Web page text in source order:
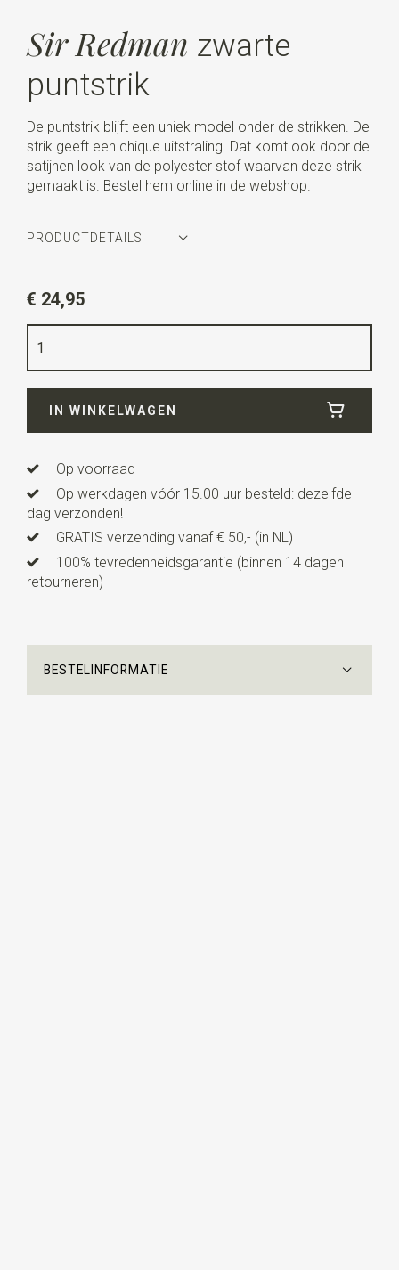
Sir Redman zwarte
puntstrik
De puntstrik blijft een uniek model onder de strikken. De
strik geeft een chique uitstraling. Dat komt ook door de
satijnen look van de polyester stof waarvan deze strik
gemaakt is. Bestel hem online in de webshop.
PRODUCTDETAILS
zwart
Kwaliteit
Lengte13 cm
verstelbaar bandje.
€ 24,95
IN WINKELWAGEN
Op voorraad
Op werkdagen vóór 15.00 uur besteld: dezelfde
dag verzonden!
GRATIS verzending vanaf € 50,- (in NL)
100% tevredenheidsgarantie (binnen 14 dagen
retourneren)
BESTELINFORMATIE